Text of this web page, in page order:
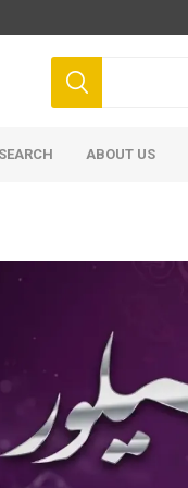
ABOUT US
SEARCH